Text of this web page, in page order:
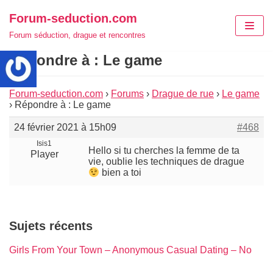
Aller
au
Forum-seduction.com
Forum séduction, drague et rencontres
Répondre à : Le game
Forum-seduction.com › Forums › Drague de rue › Le game
› Répondre à : Le game
24 février 2021 à 15h09 #468
Isis1
Player
Hello si tu cherches la femme de ta
vie, oublie les techniques de drague
bien a toi
Sujets récents
Girls From Your Town – Anonymous Casual Dating – No